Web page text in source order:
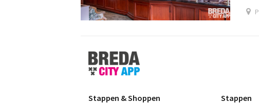
Stappen
&
Shoppen
Stappen & Shoppen
Stappen